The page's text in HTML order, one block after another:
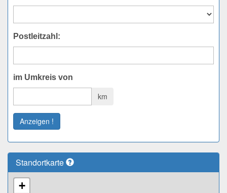
Postleitzahl:
im Umkreis von
km
Anzeigen !
Standortkarte
+